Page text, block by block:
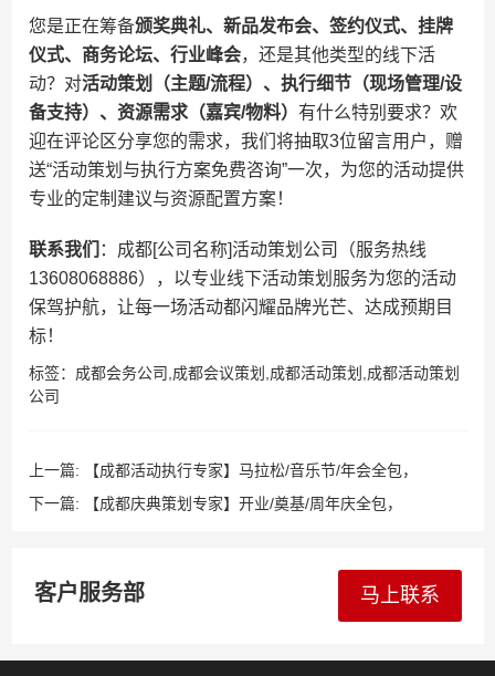
您是正在筹备​​颁奖典礼、新品发布会、签约仪式、挂牌
仪式、商务论坛、行业峰会​​，还是其他类型的线下活
动？对​​活动策划（主题/流程）、执行细节（现场管理/设
备支持）、资源需求（嘉宾/物料）​ ​有什么特别要求？欢
迎在评论区分享您的需求，我们将抽取3位留言用户，赠
送“活动策划与执行方案免费咨询”一次，为您的活动提供
专业的定制建议与资源配置方案！
​联系我们​ ​：成都[公司名称]活动策划公司（服务热线
13608068886），以专业线下活动策划服务为您的活动
保驾护航，让每一场活动都闪耀品牌光芒、达成预期目
标！
标签： 成都会务公司 成都会议策划 成都活动策划 成都活动策划
公司
上一篇:
【成都活动执行专家】马拉松/音乐节/年会全包，
13608068886趣味运动会/美食节/招商会落地执行专家！
下一篇:
【成都庆典策划专家】开业/奠基/周年庆全包，
客户服务部 马上联系